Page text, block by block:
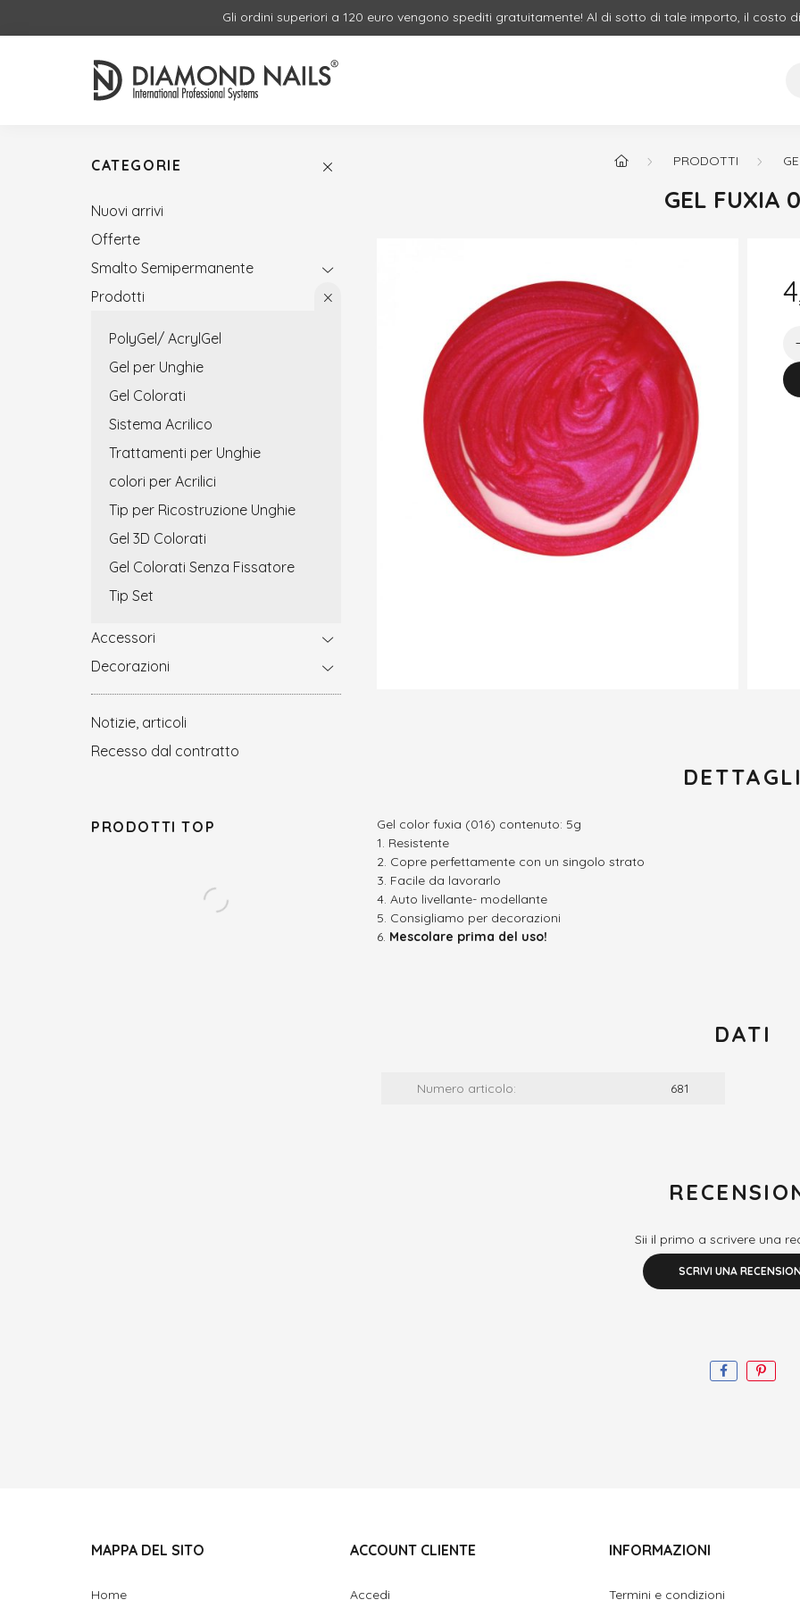
Gli ordini superiori a 120 euro vengono spediti gratuitamente! Al di sotto di tale importo, il costo
CATEGORIE
Nuovi arrivi
Offerte
Smalto Semipermanente
Prodotti
PolyGel/ AcrylGel
Gel per Unghie
Gel Colorati
Sistema Acrilico
Trattamenti per Unghie
colori per Acrilici
Tip per Ricostruzione Unghie
Gel 3D Colorati
Gel Colorati Senza Fissatore
Tip Set
Accessori
Decorazioni
Notizie, articoli
Recesso dal contratto
PRODOTTI TOP
PRODOTTI
GEL FUXIA
Gel color fuxia (016) contenuto: 5g
Resistente
Copre perfettamente con un singolo strato
Facile da lavorarlo
Auto livellante- modellante
Consigliamo per decorazioni
Mescolare prima del uso!
DATI
Numero articolo: 681
Sii il primo a scrivere una
SCRIVI UNA
MAPPA DEL SITO
Home
ACCOUNT CLIENTE
Accedi
INFORMAZIONI
Termini e condizioni